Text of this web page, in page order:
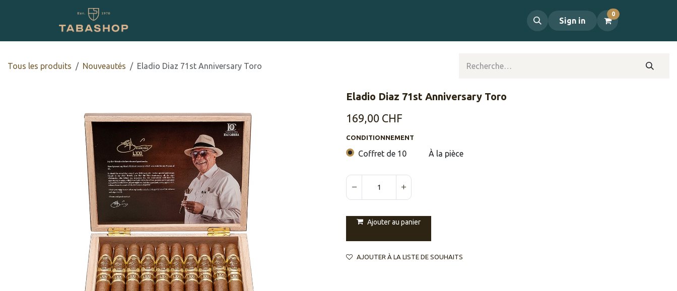
Sign in
0
Tous les produits ​Nouveautés Eladio Diaz 71st Anniversary Toro
Eladio Diaz 71st Anniversary Toro
169,00 CHF
CONDITIONNEMENT
Coffret de 10 À la pièce
Ajouter au panier
AJOUTER À LA LISTE DE SOUHAITS